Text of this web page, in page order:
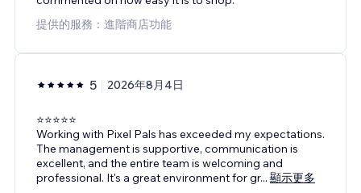
提供的服務：進階商店功能
5 2026年8月4日
⭐⭐⭐⭐⭐
Working with Pixel Pals has exceeded my expectations.
The management is supportive, communication is
excellent, and the entire team is welcoming and
professional. It's a great environment for gr... 顯示更多